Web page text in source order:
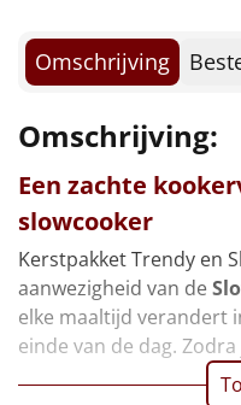
Noodradio NIEUW
Alle artikelen
Overige
Ideeën
Personeel
Doe het zelf
Omschrijving
Omschrijving:
Een zachte
slowcooker
Kerstpakket Trendy en
aanwezigheid van de
elke maaltijd verandert
einde van de dag.